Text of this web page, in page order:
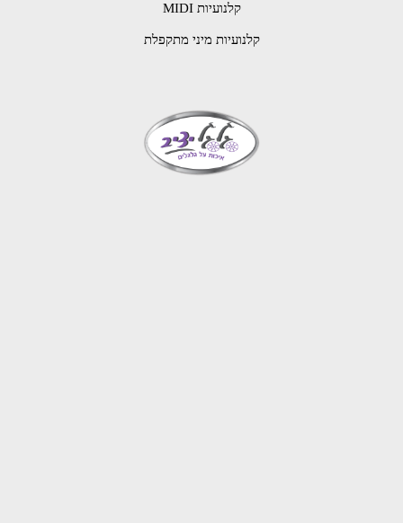
קלנועיות MIDI
קלנועיות מיני מתקפלת